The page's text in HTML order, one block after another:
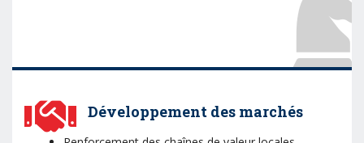
Développement des marchés